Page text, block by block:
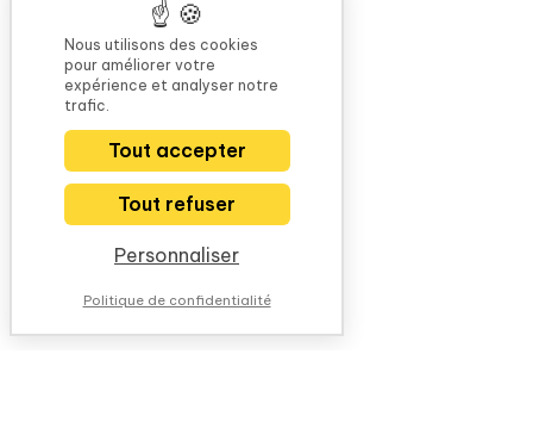
Nous utilisons des cookies
pour améliorer votre
expérience et analyser notre
trafic.
Tout accepter
Tout refuser
Personnaliser
Politique de confidentialité